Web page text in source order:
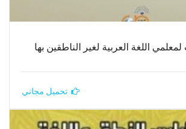
اللغة العربية لغير الناطقين بها
تحميل مجاني